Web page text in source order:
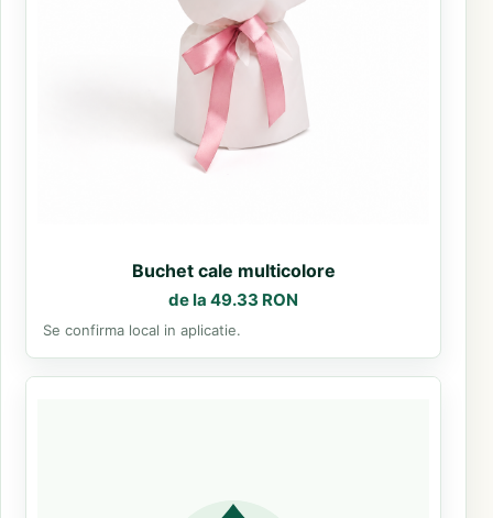
Buchet cale multicolore
de la 49.33 RON
Se confirma local in aplicatie.